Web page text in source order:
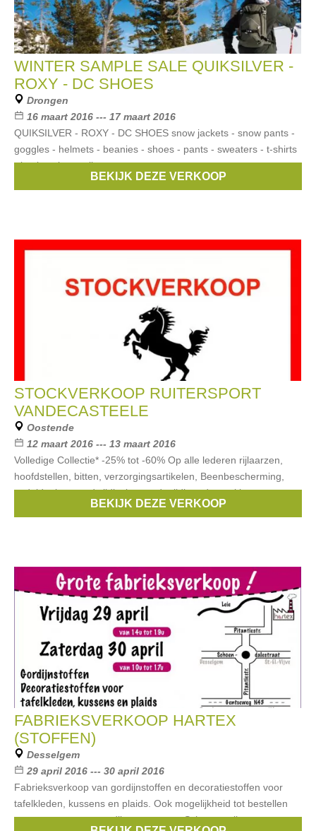
WINTER SAMPLE SALE QUIKSILVER -
ROXY - DC SHOES
Drongen
16 maart 2016 --- 17 maart 2016
QUIKSILVER - ROXY - DC SHOES snow jackets - snow pants -
goggles - helmets - beanies - shoes - pants - sweaters - t-shirts
- backpacks - trolleys, ...
Roxy,DC,Quiksilver
BEKIJK DEZE VERKOOP
STOCKVERKOOP RUITERSPORT
VANDECASTEELE
Oostende
12 maart 2016 --- 13 maart 2016
Volledige Collectie* -25% tot -60% Op alle lederen rijlaarzen,
hoofdstellen, bitten, verzorgingsartikelen, Beenbescherming,
zadeldoeken, wedstijdjasjes, wedstrijdhemden, tokken, zwepen,
dekens, .... *GeenBEKIJK DEZE VERKOOP
FABRIEKSVERKOOP HARTEX
(STOFFEN)
Desselgem
29 april 2016 --- 30 april 2016
Fabrieksverkoop van gordijnstoffen en decoratiestoffen voor
tafelkleden, kussens en plaids. Ook mogelijkheid tot bestellen
van stores en overgordijnen op maat. Scherpe prijzen per